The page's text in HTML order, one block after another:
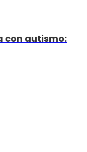
con autismo: